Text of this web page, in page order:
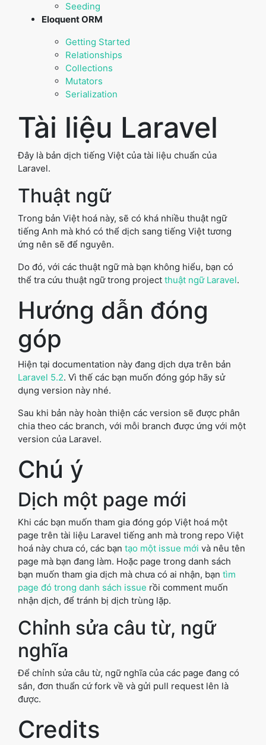
Seeding
Eloquent ORM
Getting Started
Relationships
Collections
Mutators
Serialization
Tài liệu Laravel
Đây là bản dịch tiếng Việt của tài liệu chuẩn của
Laravel.
Thuật ngữ
Trong bản Việt hoá này, sẽ có khá nhiều thuật ngữ
tiếng Anh mà khó có thể dịch sang tiếng Việt tương
ứng nên sẽ để nguyên.
Do đó, với các thuật ngữ mà bạn không hiểu, bạn có
thể tra cứu thuật ngữ trong project thuật ngữ Laravel.
Hướng dẫn đóng
góp
Hiện tại documentation này đang dịch dựa trên bản
Laravel 5.2. Vì thế các bạn muốn đóng góp hãy sử
dụng version này nhé.
Sau khi bản này hoàn thiện các version sẽ được phân
chia theo các branch, với mỗi branch được ứng với một
version của Laravel.
Chú ý
Dịch một page mới
Khi các bạn muốn tham gia đóng góp Việt hoá một
page trên tài liệu Laravel tiếng anh mà trong repo Việt
hoá này chưa có, các bạn tạo một issue mới và nêu tên
page mà bạn đang làm. Hoặc page trong danh sách
bạn muốn tham gia dịch mà chưa có ai nhận, bạn tìm
page đó trong danh sách issue rồi comment muốn
nhận dịch, để tránh bị dịch trùng lặp.
Chỉnh sửa câu từ, ngữ
nghĩa
Để chỉnh sửa câu từ, ngữ nghĩa của các page đang có
sắn, đơn thuẩn cứ fork về và gửi pull request lên là
được.
Credits